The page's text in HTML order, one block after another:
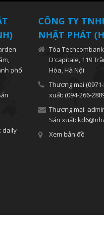
phố
daily-
CÔNG TY
NHẬT PHÁT
Tòa
D'capitale, 119
Hòa, Hà Nội
Thương mại
xuất: (094-266-
Thương mại:
Sản xuất:
Xem bản đồ